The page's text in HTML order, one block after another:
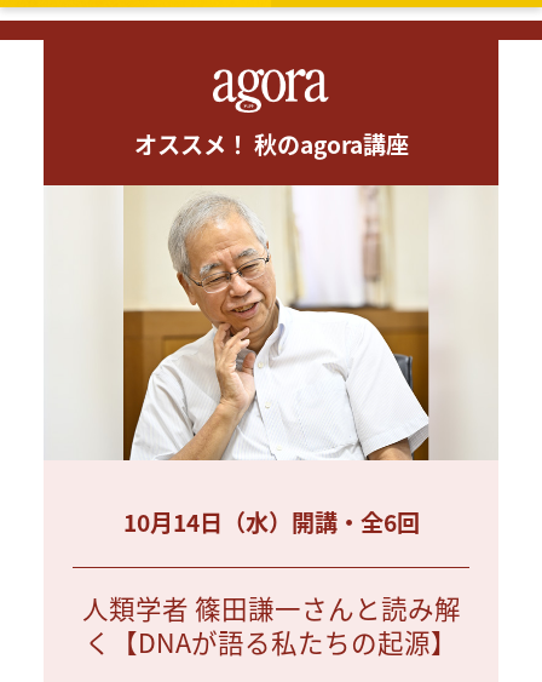
オススメ！ 秋のagora講座
10月14日（水）開講・全6回
人類学者 篠田謙一さんと読み解
く【DNAが語る私たちの起源】